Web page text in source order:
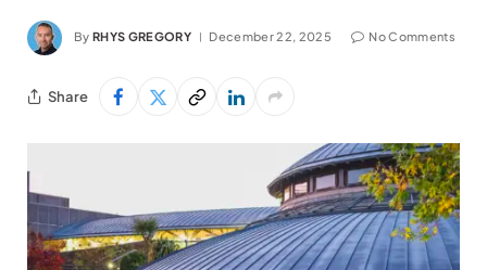
By RHYS GREGORY December 22, 2025 No Comments
Share